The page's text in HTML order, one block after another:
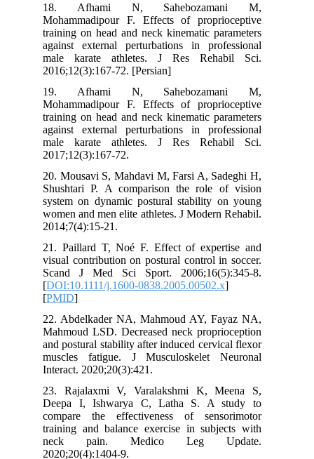
18. Afhami N,
Mohammadipour F. Effects of
training on head and neck kinematic
against external perturbations in
male karate athletes. J Res
2016;12(3):167-72. [Persian]
19. Afhami N,
Mohammadipour F. Effects of
training on head and neck kinematic
against external perturbations in
male karate athletes. J Res
20. Mousavi S, Mahdavi M, Farsi A,
Shushtari P. A comparison the role
system on dynamic postural stability
women and men elite athletes. J
21. Paillard T, Noé F. Effect of
visual contribution on postural control
Scand J Med Sci Sport.
[DOI:10.1111/j.1600-
22. Abdelkader NA, Mahmoud AY,
Mahmoud LSD. Decreased neck
and postural stability after induced
muscles fatigue. J Musculoskelet
Interact. 2020;20(3):421.
23. Rajalaxmi V, Varalakshmi K,
Deepa I, Ishwarya C, Latha S. A
compare the effectiveness of
training and balance exercise in
neck pain. Medico Leg